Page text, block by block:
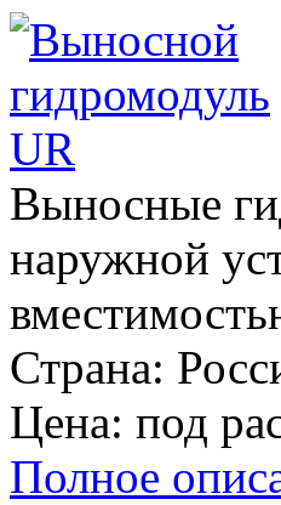
Выносные
наружной
Страна:
Цена: под
Полное